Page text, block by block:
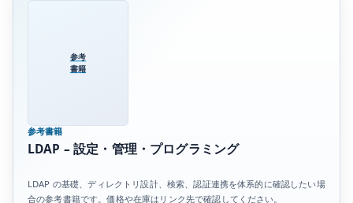
参考
書籍
参考書籍
LDAP – 設定・管理・プログラミング
LDAP の基礎、ディレクトリ設計、検索、認証連携を体系的に確認したい場
合の参考書籍です。価格や在庫はリンク先で確認してください。